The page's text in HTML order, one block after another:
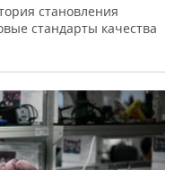
становления
стандарты качества